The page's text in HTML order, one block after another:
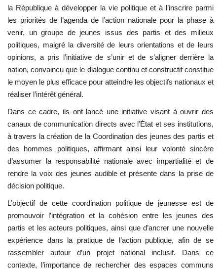
La Bourse Nasser pour le leadership
international
Actualités
Équipe de travail
Le citoyen mondial
Documents
Références
Gallery
Nos Partenaires
la République à développer la vie politique et à l’inscrire parmi
les priorités de l’agenda de l’action nationale pour la phase à
venir, un groupe de jeunes issus des partis et des milieux
politiques, malgré la diversité de leurs orientations et de leurs
opinions, a pris l’initiative de s’unir et de s’aligner derrière la
nation, convaincu que le dialogue continu et constructif constitue
le moyen le plus efficace pour atteindre les objectifs nationaux et
réaliser l’intérêt général.
Dans ce cadre, ils ont lancé une initiative visant à ouvrir des
canaux de communication directs avec l’État et ses institutions,
à travers la création de la Coordination des jeunes des partis et
des hommes politiques, affirmant ainsi leur volonté sincère
d’assumer la responsabilité nationale avec impartialité et de
rendre la voix des jeunes audible et présente dans la prise de
décision politique.
L’objectif de cette coordination politique de jeunesse est de
promouvoir l’intégration et la cohésion entre les jeunes des
partis et les acteurs politiques, ainsi que d’ancrer une nouvelle
expérience dans la pratique de l’action publique, afin de se
rassembler autour d’un projet national inclusif. Dans ce
contexte, l’importance de rechercher des espaces communs